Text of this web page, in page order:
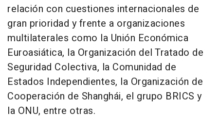
relación con cuestiones internacionales de
gran prioridad y frente a organizaciones
multilaterales como la Unión Económica
Euroasiática, la Organización del Tratado de
Seguridad Colectiva, la Comunidad de
Estados Independientes, la Organización de
Cooperación de Shanghái, el grupo BRICS y
la ONU, entre otras.